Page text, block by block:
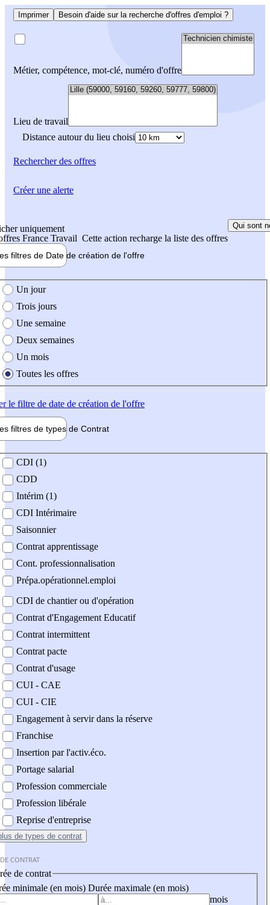
Imprimer Besoin d'aide sur la recherche d'offres d'emploi ?
Métier, compétence, mot-clé, numéro d'offre
Lieu de travail
Distance autour du lieu choisi
Rechercherdes offres
uniquement
France Travail Cette action recharge la liste des offres
Qui sont
filtres de Date de création de l'offre
création de l'offre
Un jour
Trois jours
Une semaine
Deux semaines
Un mois
Toutes les offres
le filtre de date de création de l'offre
filtres de types de Contrat
contrat
CDI (1)
CDD
Intérim (1)
CDI Intérimaire
Saisonnier
Contrat apprentissage
Cont. professionnalisation
Prépa.opérationnel.emploi
CDI de chantier ou d'opération
Contrat d'Engagement Educatif
Contrat intermittent
Contrat pacte
Contrat d'usage
CUI - CAE
CUI - CIE
Engagement à servir dans la réserve
Franchise
Insertion par l'activ.éco.
Portage salarial
Profession commerciale
Profession libérale
Reprise d'entreprise
de types de contrat
CONTRAT
de contrat
minimale (en mois) Durée maximale (en mois)
mois
Créer une alerte